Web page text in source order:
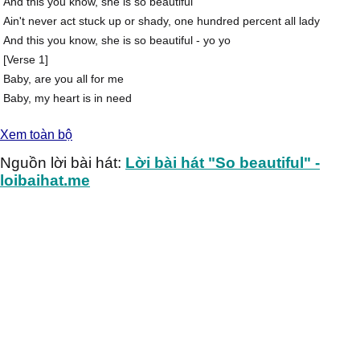
Ain't never act stuck up or shady, one hundred percent all lady
And this you know, she is so beautiful - yo yo
[Verse 1]
Baby, are you all for me
Baby, my heart is in need
Everyday thinkin' so deep
Everynight turnin' in heat
It is why all this here is happening to me, yeah
Xem toàn bộ
Nguồn lời bài hát: Lời bài hát "So beautiful" -
loibaihat.me